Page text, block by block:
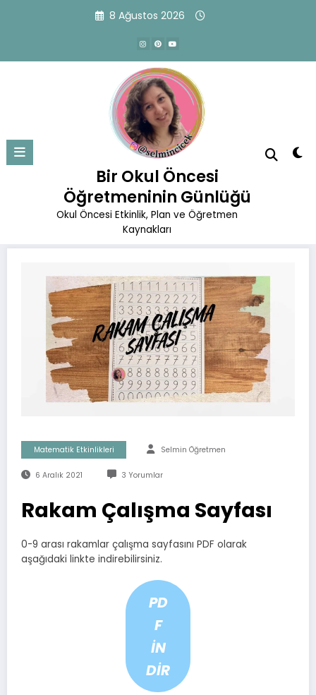
8 Ağustos 2026
Bir Okul Öncesi
Öğretmeninin Günlüğü
Okul Öncesi Etkinlik, Plan ve Öğretmen
Kaynakları
Rakam Çalışma Sayfası
Başlangıç
Matematik Etkinlikleri
Rakam Çalışma Sayfası
Matematik Etkinlikleri Selmin Öğretmen
6 Aralık 2021 3 Yorumlar
Rakam Çalışma Sayfası
0-9 arası rakamlar çalışma sayfasını PDF olarak
aşağıdaki linkte indirebilirsiniz.
PD
F
İN
DİR